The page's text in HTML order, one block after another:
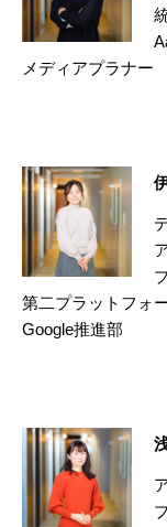
メディアプラナー
第二プラットフォ
Google推進部